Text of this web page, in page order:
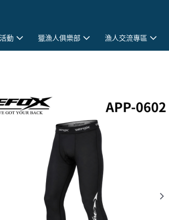
動 獵漁人俱樂部 漁人交流專區